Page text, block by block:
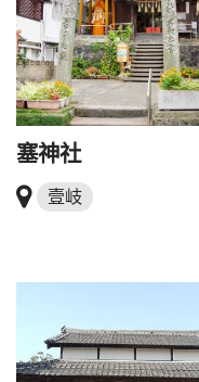
塞神社
壹岐